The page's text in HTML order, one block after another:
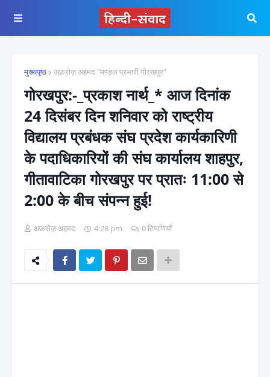
मुख्यपृष्ठ अफ़रोज़ अहमद "मण्डल प्रभारी गोरखपुर"
गोरखपुर:-_प्रकाश नार्थ_* आज दिनांक
24 दिसंबर दिन शनिवार को राष्ट्रीय
विद्यालय प्रबंधक संघ प्रदेश कार्यकारिणी
के पदाधिकारियों की संघ कार्यालय शाहपुर,
गीतावाटिका गोरखपुर पर प्रातः 11:00 से
2:00 के बीच संपन्न हुई!
अफ़रोज़ अहमद 4:28 pm 0 टिप्पणियाँ